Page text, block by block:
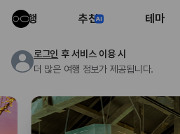
여행 추천 테마
로그인 후 서비스 이용 시
더 많은 여행 정보가 제공됩니다.